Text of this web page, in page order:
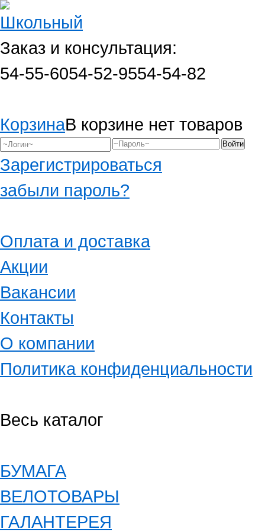
Заказ и консультация:
54-55-6054-52-9554-54-82
КорзинаВ корзине нет товаров
Зарегистрироваться
забыли пароль?
Оплата и доставка
Акции
Вакансии
Контакты
О компании
Политика конфиденциальности
Весь каталог
БУМАГА
ВЕЛОТОВАРЫ
ГАЛАНТЕРЕЯ